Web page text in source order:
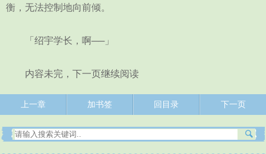
衡，无法控制地向前倾。
「绍宇学长，啊──」
内容未完，下一页继续阅读
上一章 加书签 回目录 下一页